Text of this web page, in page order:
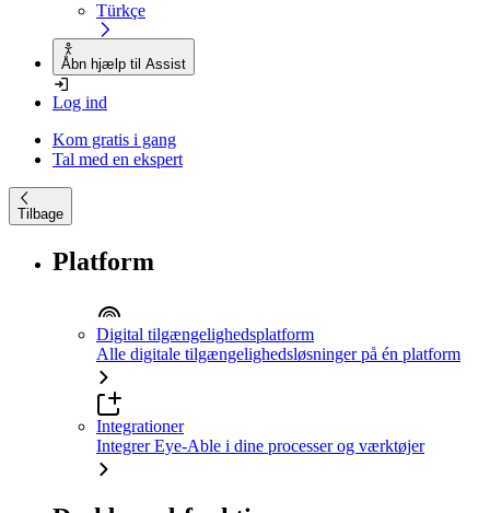
Türkçe
Åbn hjælp til Assist
Log ind
Kom gratis i gang
Tal med en ekspert
Tilbage
Platform
Digital tilgængelighedsplatform
Alle digitale tilgængelighedsløsninger på én platform
Integrationer
Integrer Eye-Able i dine processer og værktøjer